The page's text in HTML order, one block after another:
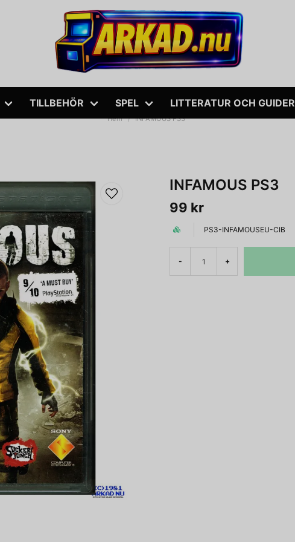
TILLBEHÖR SPEL LITTERATUR OCH GUIDER
Hem INFAMOUS PS3
INFAMOUS PS3
99 kr
PS3-INFAMOUSEU-CIB
- +